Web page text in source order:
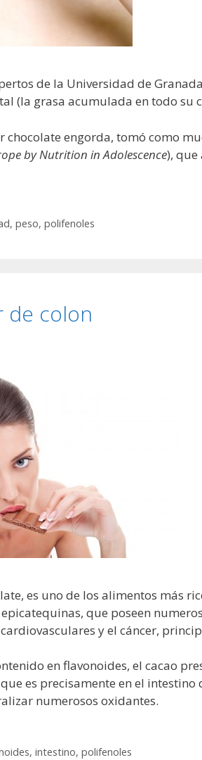
de la Universidad de
(la grasa acumulada en todo su
engorda, tomó como
by Nutrition in Adolescence),
, peso, polifenoles
de colon
es uno de los alimentos más
que poseen
y el cáncer,
en flavonoides, el cacao
es precisamente en el intestino
numerosos oxidantes.
, intestino, polifenoles